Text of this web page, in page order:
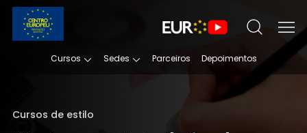
Cursos Sedes Parceiros Depoimentos
Cursos de estilo